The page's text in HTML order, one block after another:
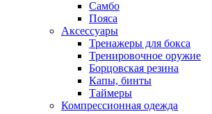
Самбо
Пояса
Аксессуары
Тренажеры для бокса
Тренировочное оружие
Борцовская резина
Капы, бинты
Таймеры
Компрессионная одежда